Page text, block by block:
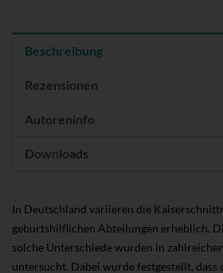
Beschreibung
Rezensionen
Autoreninfo
Downloads
In Deutschland variieren die
geburtshilflichen Abteilungen erheblich.
solche Unterschiede wurden in
untersucht. Dabei wurde festgestellt, dass